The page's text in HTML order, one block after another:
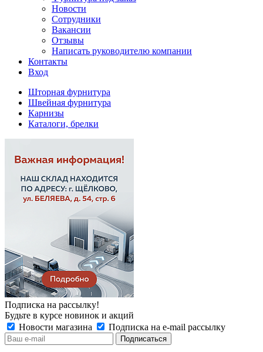
Новости
Сотрудники
Вакансии
Отзывы
Написать руководителю компании
Контакты
Вход
Шторная фурнитура
Швейная фурнитура
Карнизы
Каталоги, брелки
Подписка на рассылку!
Будьте в курсе новинок и акций
Новости магазина
Подписка на e-mail рассылку